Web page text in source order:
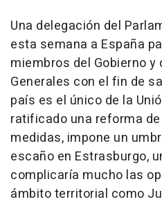
Una delegación del
esta semana a España
miembros del Gobierno y
Generales con el fin de
país es el único de la
ratificado una reforma
medidas, impone un
escaño en Estrasburgo,
complicaría mucho las
ámbito territorial como